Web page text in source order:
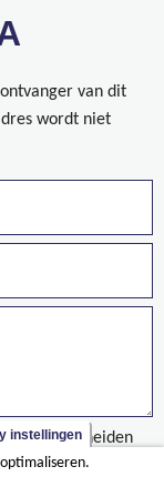
van dit
wordt niet
of gescheiden
instellingen